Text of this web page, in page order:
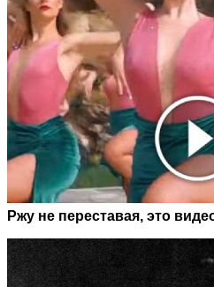
Ржу не переставая, это